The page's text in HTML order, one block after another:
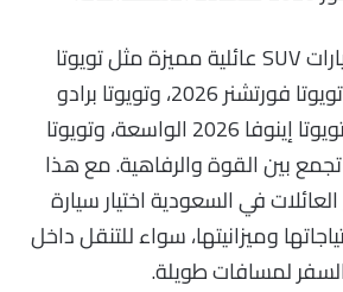
كما تضم القائمة سيارات SUV عائلية مميزة مثل تويوتا
أوربان كروزر 2026، وتويوتا فورتشنر 2026، وتويوتا برادو
2026، بالإضافة إلى تويوتا إينوفا 2026 الواسعة، وتويوتا
2026 التي تجمع بين القوة والرفاهية. مع هذا
العائلات في السعودية اختيار سيارة
وميزانيتها، سواء للتنقل داخل
لمسافات طويلة.